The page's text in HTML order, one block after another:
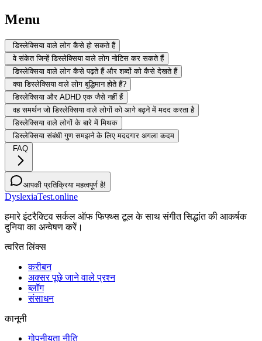
Menu
डिस्लेक्सिया वाले लोग कैसे हो सकते हैं
वे संकेत जिन्हें डिस्लेक्सिया वाले लोग नोटिस कर सकते हैं
डिस्लेक्सिया वाले लोग कैसे पढ़ते हैं और शब्दों को कैसे देखते हैं
क्या डिस्लेक्सिया वाले लोग बुद्धिमान होते हैं?
डिस्लेक्सिया और ADHD एक जैसे नहीं हैं
वह समर्थन जो डिस्लेक्सिया वाले लोगों को आगे बढ़ने में मदद करता है
डिस्लेक्सिया वाले लोगों के बारे में मिथक
डिस्लेक्सिया संबंधी गुण समझने के लिए मददगार अगला कदम
FAQ
आपकी प्रतिक्रिया महत्वपूर्ण है!
DyslexiaTest.online
हमारे इंटरैक्टिव सर्कल ऑफ फिफ्थ्स टूल के साथ संगीत सिद्धांत की आकर्षक
दुनिया का अन्वेषण करें।
त्वरित लिंक्स
करीबन
अक्सर पूछे जाने वाले प्रश्न
ब्लॉग
संसाधन
कानूनी
गोपनीयता नीति